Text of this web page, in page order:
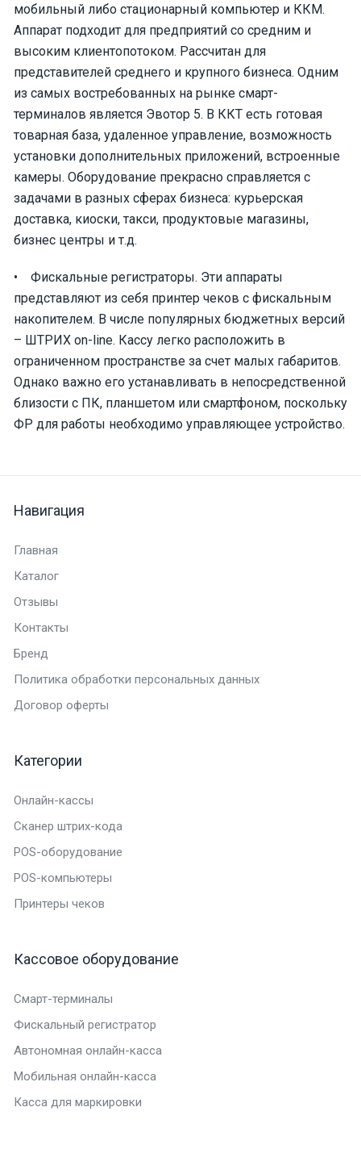
мобильный либо стационарный компьютер и ККМ.
Аппарат подходит для предприятий со средним и
высоким клиентопотоком. Рассчитан для
представителей среднего и крупного бизнеса. Одним
из самых востребованных на рынке смарт-
терминалов является Эвотор 5. В ККТ есть готовая
товарная база, удаленное управление, возможность
установки дополнительных приложений, встроенные
камеры. Оборудование прекрасно справляется с
задачами в разных сферах бизнеса: курьерская
доставка, киоски, такси, продуктовые магазины,
бизнес центры и т.д.
• Фискальные регистраторы. Эти аппараты
представляют из себя принтер чеков с фискальным
накопителем. В числе популярных бюджетных версий
– ШТРИХ on-line. Кассу легко расположить в
ограниченном пространстве за счет малых габаритов.
Однако важно его устанавливать в непосредственной
близости с ПК, планшетом или смартфоном, поскольку
ФР для работы необходимо управляющее устройство.
Навигация
Главная
Каталог
Отзывы
Контакты
Бренд
Политика обработки персональных данных
Договор оферты
Категории
Онлайн-кассы
Сканер штрих-кода
POS-оборудование
POS-компьютеры
Принтеры чеков
Кассовое оборудование
Смарт-терминалы
Фискальный регистратор
Автономная онлайн-касса
Мобильная онлайн-касса
Касса для маркировки